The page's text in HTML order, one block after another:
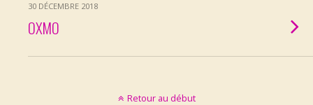
30 DÉCEMBRE 2018
OXMO
Retour au début